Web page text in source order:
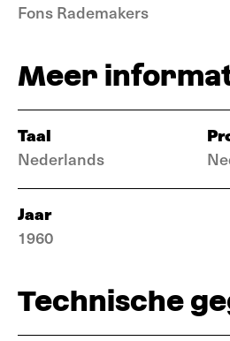
Fons Rademakers
Meer
Taal
Nederlands
Jaar
1960
Technische